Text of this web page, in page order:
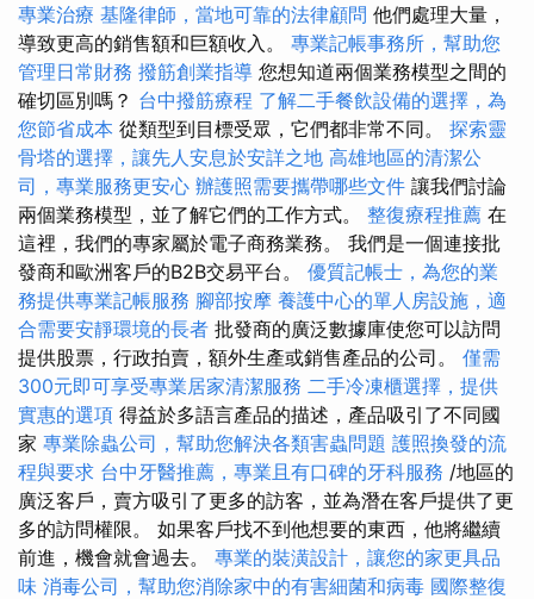
專業治療 基隆律師，當地可靠的法律顧問 他們處理大量，
導致更高的銷售額和巨額收入。 專業記帳事務所，幫助您
管理日常財務 撥筋創業指導 您想知道兩個業務模型之間的
確切區別嗎？ 台中撥筋療程 了解二手餐飲設備的選擇，為
您節省成本 從類型到目標受眾，它們都非常不同。 探索靈
骨塔的選擇，讓先人安息於安詳之地 高雄地區的清潔公
司，專業服務更安心 辦護照需要攜帶哪些文件 讓我們討論
兩個業務模型，並了解它們的工作方式。 整復療程推薦 在
這裡，我們的專家屬於電子商務業務。 我們是一個連接批
發商和歐洲客戶的B2B交易平台。 優質記帳士，為您的業
務提供專業記帳服務 腳部按摩 養護中心的單人房設施，適
合需要安靜環境的長者 批發商的廣泛數據庫使您可以訪問
提供股票，行政拍賣，額外生產或銷售產品的公司。 僅需
300元即可享受專業居家清潔服務 二手冷凍櫃選擇，提供
實惠的選項 得益於多語言產品的描述，產品吸引了不同國
家 專業除蟲公司，幫助您解決各類害蟲問題 護照換發的流
程與要求 台中牙醫推薦，專業且有口碑的牙科服務 /地區的
廣泛客戶，賣方吸引了更多的訪客，並為潛在客戶提供了更
多的訪問權限。 如果客戶找不到他想要的東西，他將繼續
前進，機會就會過去。 專業的裝潢設計，讓您的家更具品
味 消毒公司，幫助您消除家中的有害細菌和病毒 國際整復